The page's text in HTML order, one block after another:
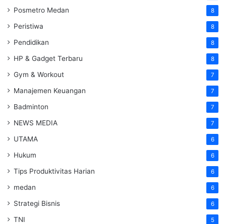
Posmetro Medan 8
Peristiwa 8
Pendidikan 8
HP & Gadget Terbaru 8
Gym & Workout 7
Manajemen Keuangan 7
Badminton 7
NEWS MEDIA 7
UTAMA 6
Hukum 6
Tips Produktivitas Harian 6
medan 6
Strategi Bisnis 6
TNI 5